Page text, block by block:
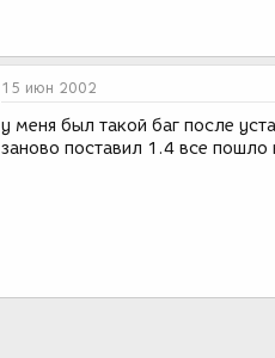
15 июн 2002
у меня был такой баг после
заново поставил 1.4 все пошло